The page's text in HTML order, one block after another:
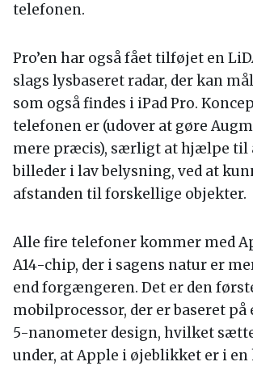
telefonen.
Pro’en har også fået tilføjet en
slags lysbaseret radar, der kan
som også findes i iPad Pro.
telefonen er (udover at gøre
mere præcis), særligt at hjælpe til
billeder i lav belysning, ved at
afstanden til forskellige objekter.
Alle fire telefoner kommer med
A14-chip, der i sagens natur er
end forgængeren. Det er den
mobilprocessor, der er baseret
5-nanometer design, hvilket
under, at Apple i øjeblikket er i en